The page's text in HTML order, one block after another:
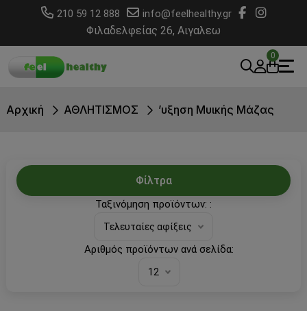
210 59 12 888 info@feelhealthy.gr
Φιλαδελφείας 26, Αιγαλεω
0
Αρχική ΑΘΛΗΤΙΣΜΟΣ ʼυξηση Μυικής Μάζας
Φίλτρα
Ταξινόμηση προϊόντων: :
Τελευταίες αφίξεις
Αριθμός προϊόντων ανά σελίδα:
12